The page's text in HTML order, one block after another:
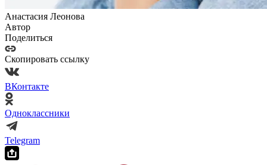
Анастасия Леонова
Автор
Поделиться
Скопировать ссылку
ВКонтакте
Одноклассники
Telegram